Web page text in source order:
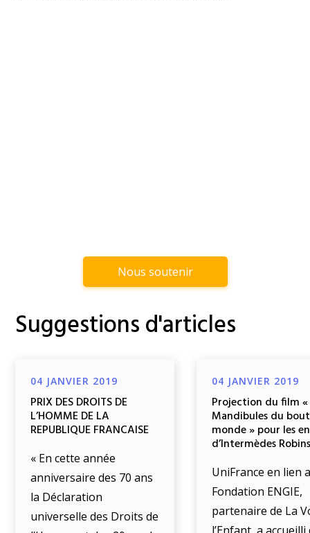
Nous soutenir
Suggestions d'articles
04 JANVIER 2019
PRIX DES DROITS DE
L’HOMME DE LA
REPUBLIQUE FRANCAISE
« En cette année
anniversaire des 70 ans
la Déclaration
universelle des Droits de
04 JANVIER 2019
Projection du film «
Mandibules du
monde » pour les
d’Intermèdes
UniFrance en lien
Fondation ENGIE,
partenaire de La